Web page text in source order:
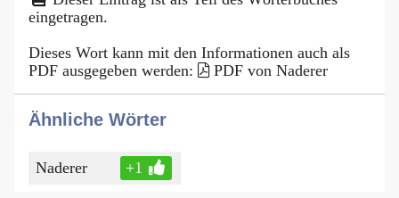
eingetragen.
Dieses Wort kann mit den Informationen auch als
PDF ausgegeben werden:
PDF von Naderer
Ähnliche Wörter
Naderer +1